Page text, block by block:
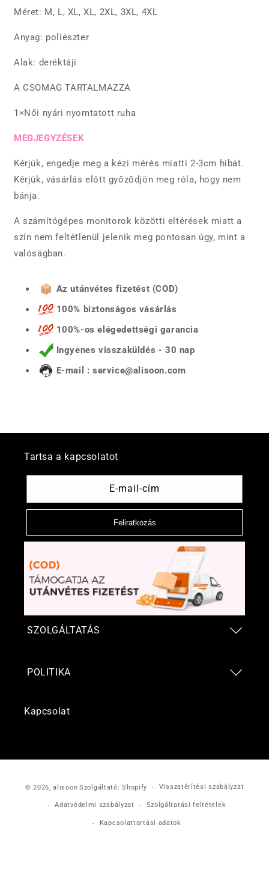
Méret: M, L, XL, XL, 2XL, 3XL, 4XL
Anyag: poliészter
Alak: deréktáji
A CSOMAG TARTALMAZZA
1×Női nyári nyomtatott ruha
MEGJEGYZÉSEK
Kérjük, engedje meg a kézi mérés miatti 2-3cm hibát.
Kérjük, vásárlás előtt győződjön meg róla, hogy nem
bánja.
A számítógépes monitorok közötti eltérések miatt a
szín nem feltétlenül jelenik meg pontosan úgy, mint a
valóságban.
Az utánvétes fizetést (COD)
100% biztonságos vásárlás
100%-os elégedettségi garancia
Ingyenes visszaküldés - 30 nap
E-mail : service@alisoon.com
Tartsa a kapcsolatot
E-mail-cím
Feliratkozás
SZOLGÁLTATÁS
POLITIKA
Kapcsolat
módok
© 2026,alisoon Szolgáltató: Shopify Visszatérítési szabályzat
Adatvédelmi szabályzat Szolgáltatási feltételek
Kapcsolattartási adatok